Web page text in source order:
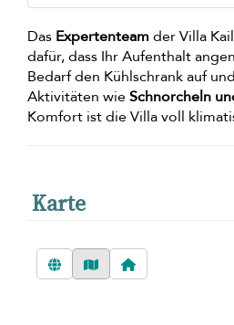
Das Expertenteamder Villa
dafür, dass Ihr Aufenthalt
Bedarf den Kühlschrank auf
Aktivitäten wieSchnorcheln
Komfort ist die Villa voll
Karte